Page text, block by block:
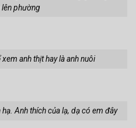
phường
anh thịt hay là anh nuôi
Anh thích của lạ, dạ có em đây